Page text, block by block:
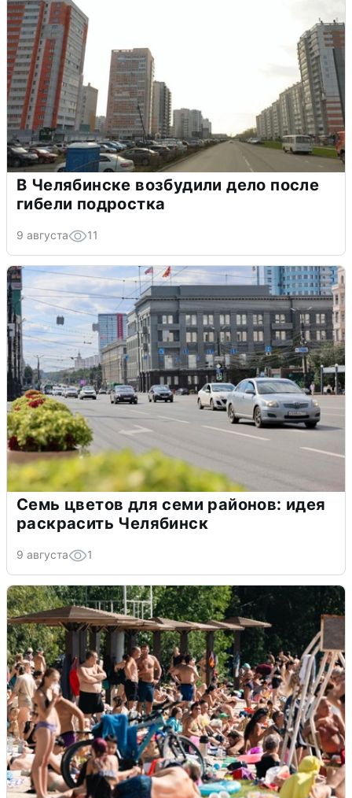
В Челябинске возбудили дело после
гибели подростка
9 августа 11
Семь цветов для семи районов: идея
раскрасить Челябинск
9 августа 1